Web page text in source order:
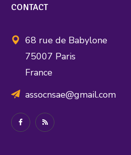
CONTACT
68 rue de Babylone
75007 Paris
France
assocnsae@gmail.com